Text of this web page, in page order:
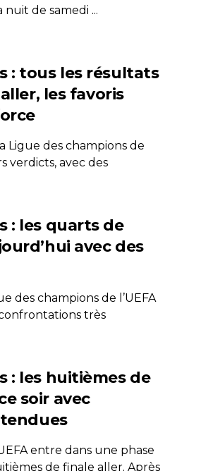
de samedi ...
: tous les résultats
les favoris
Ligue des champions de
verdicts, avec des
: les quarts de
avec des
des champions de l’UEFA
très
: les huitièmes de
soir avec
entre dans une phase
de finale aller. Après